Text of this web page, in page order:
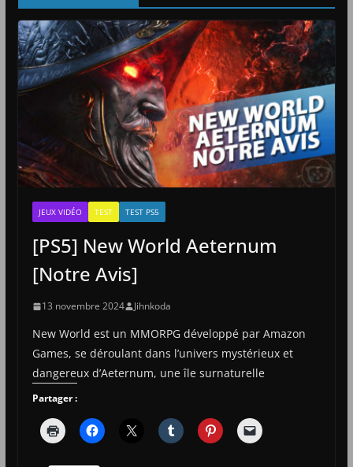
JEUX VIDÉO TEST TEST PS5
[PS5] New World Aeternum
[Notre Avis]
13 novembre 2024 Jihnkoda
New World est un MMORPG développé par Amazon
Games, se déroulant dans l’univers mystérieux et
dangereux d’Aeternum, une île surnaturelle
Partager :